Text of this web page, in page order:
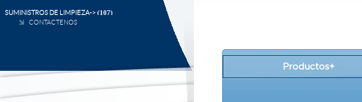
CONTACTENOS
Productos+